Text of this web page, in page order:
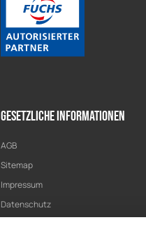
Gesetzliche Informationen
AGB
Sitemap
Impressum
Datenschutz